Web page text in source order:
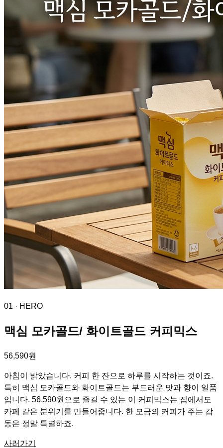
01 · HERO
맥심 모카골드/ 화이트골드 커피믹스
56,590원
아침이 밝았습니다. 커피 한 잔으로 하루를 시작하는 것이죠.
특히 맥심 모카골드와 화이트골드는 부드러운 맛과 향이 일품
입니다. 56,590원으로 즐길 수 있는 이 커피믹스는 집에서도
카페 같은 분위기를 만들어줍니다. 한 모금의 커피가 주는 감
동은 정말 특별하죠.
사러가기